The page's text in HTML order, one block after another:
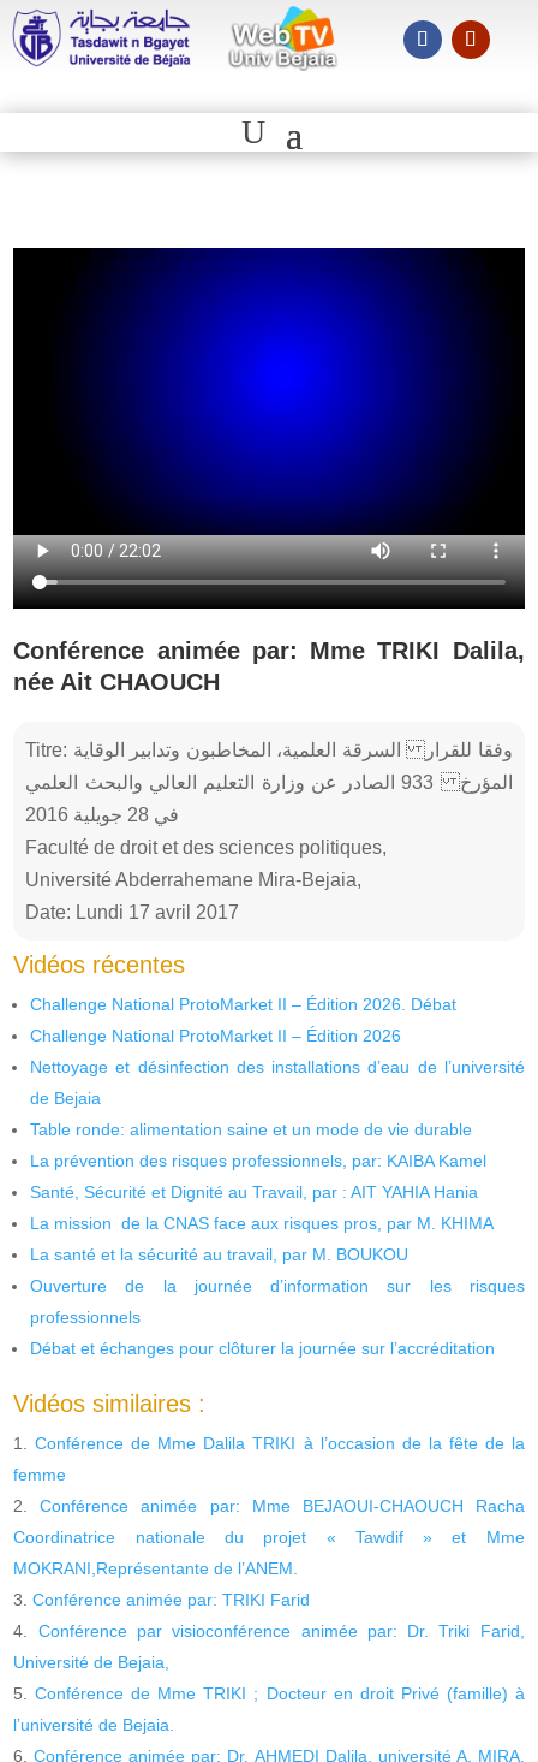
Conférence animée par: Mme TRIKI Dalila,
née Ait CHAOUCH
Titre: السرقة العلمية، المخاطبون وتدابير الوقاية وفقا للقرار
933 الصادر عن وزارة التعليم العالي والبحث العلمي المؤرخ
في 28 جويلية 2016
Faculté de droit et des sciences politiques,
Université Abderrahemane Mira-Bejaia,
Date: Lundi 17 avril 2017
Vidéos récentes
Challenge National ProtoMarket II – Édition 2026. Débat
Challenge National ProtoMarket II – Édition 2026
Nettoyage et désinfection des installations d’eau de l’université
de Bejaia
Table ronde: alimentation saine et un mode de vie durable
La prévention des risques professionnels, par: KAIBA Kamel
Santé, Sécurité et Dignité au Travail, par : AIT YAHIA Hania
La mission de la CNAS face aux risques pros, par M. KHIMA
La santé et la sécurité au travail, par M. BOUKOU
Ouverture de la journée d’information sur les risques
professionnels
Débat et échanges pour clôturer la journée sur l’accréditation
Vidéos similaires :
Conférence de Mme Dalila TRIKI à l’occasion de la fête de la
femme
Conférence animée par: Mme BEJAOUI-CHAOUCH Racha
Coordinatrice nationale du projet « Tawdif » et Mme
MOKRANI,Représentante de l’ANEM.
Conférence animée par: TRIKI Farid
Conférence par visioconférence animée par: Dr. Triki Farid,
Université de Bejaia,
Conférence de Mme TRIKI ; Docteur en droit Privé (famille) à
l’université de Bejaia.
Conférence animée par: Dr. AHMEDI Dalila, université A. MIRA,